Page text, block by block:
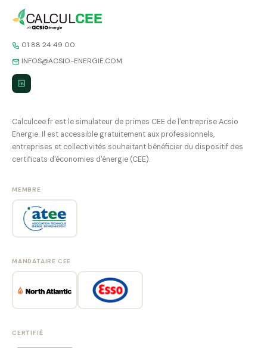
01 88 24 49 00
INFOS@ACSIO-ENERGIE.COM
Calculcee.fr est le simulateur de primes CEE de l'entreprise Acsio
Energie. Il est accessible gratuitement aux professionnels,
entreprises et collectivités souhaitant bénéficier du dispositif des
certificats d'économies d'énergie (CEE).
MEMBRE
MANDATAIRE CEE
CERTIFIÉ